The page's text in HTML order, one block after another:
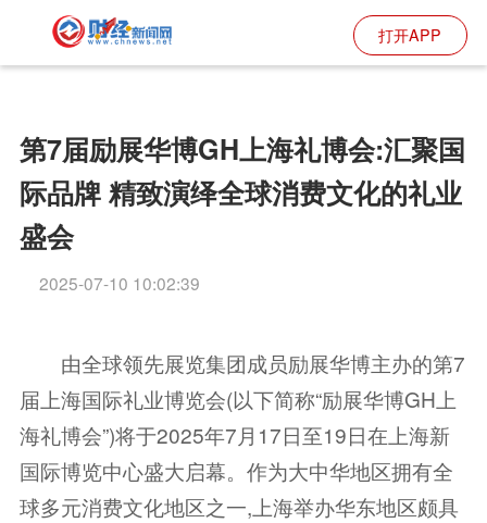
打开APP
第7届励展华博GH上海礼博会:汇聚国
际品牌 精致演绎全球消费文化的礼业
盛会
2025-07-10 10:02:39
由全球领先展览集团成员励展华博主办的第7
届上海国际礼业博览会(以下简称“励展华博GH上
海礼博会”)将于2025年7月17日至19日在上海新
国际博览中心盛大启幕。作为大中华地区拥有全
球多元消费文化地区之一,上海举办华东地区颇具